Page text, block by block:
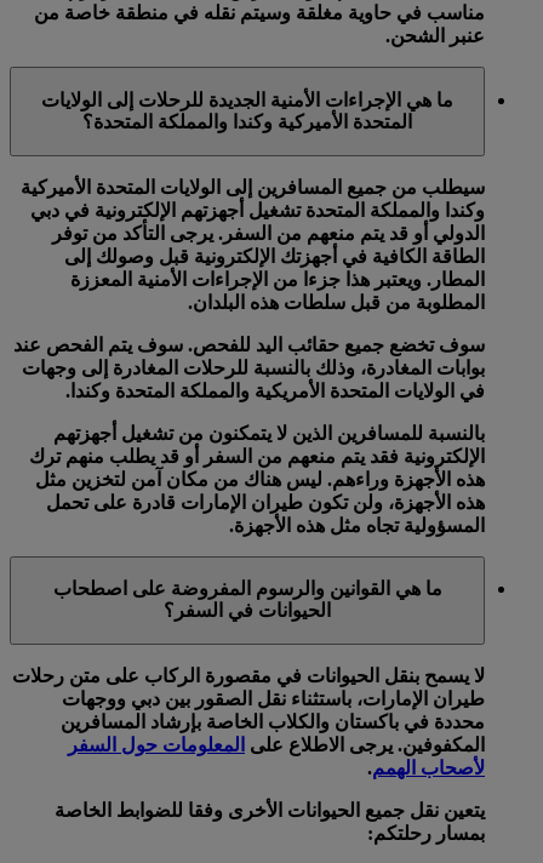
مناسب في حاوية مغلقة وسيتم نقله في منطقة خاصة من
عنبر الشحن.
ما هي الإجراءات الأمنية الجديدة للرحلات إلى الولايات
المتحدة الأميركية وكندا والمملكة المتحدة؟
سيطلب من جميع المسافرين إلى الولايات المتحدة الأميركية
وكندا والمملكة المتحدة تشغيل أجهزتهم الإلكترونية في دبي
الدولي أو قد يتم منعهم من السفر. يرجى التأكد من توفر
الطاقة الكافية في أجهزتك الإلكترونية قبل وصولك إلى
المطار. ويعتبر هذا جزءا من الإجراءات الأمنية المعززة
المطلوبة من قبل سلطات هذه البلدان.
سوف تخضع جميع حقائب اليد للفحص. سوف يتم الفحص عند
بوابات المغادرة، وذلك بالنسبة للرحلات المغادرة إلى وجهات
في الولايات المتحدة الأمريكية والمملكة المتحدة وكندا.
بالنسبة للمسافرين الذين لا يتمكنون من تشغيل أجهزتهم
الإلكترونية فقد يتم منعهم من السفر أو قد يطلب منهم ترك
هذه الأجهزة وراءهم. ليس هناك من مكان آمن لتخزين مثل
هذه الأجهزة، ولن تكون طيران الإمارات قادرة على تحمل
المسؤولية تجاه مثل هذه الأجهزة.
ما هي القوانين والرسوم المفروضة على اصطحاب
الحيوانات في السفر؟
لا يسمح بنقل الحيوانات في مقصورة الركاب على متن رحلات
طيران الإمارات، باستثناء نقل الصقور بين دبي ووجهات
محددة في باكستان والكلاب الخاصة بإرشاد المسافرين
المكفوفين. يرجى الاطلاع على المعلومات حول السفر
لأصحاب الهمم.
يتعين نقل جميع الحيوانات الأخرى وفقا للضوابط الخاصة
بمسار رحلتكم: